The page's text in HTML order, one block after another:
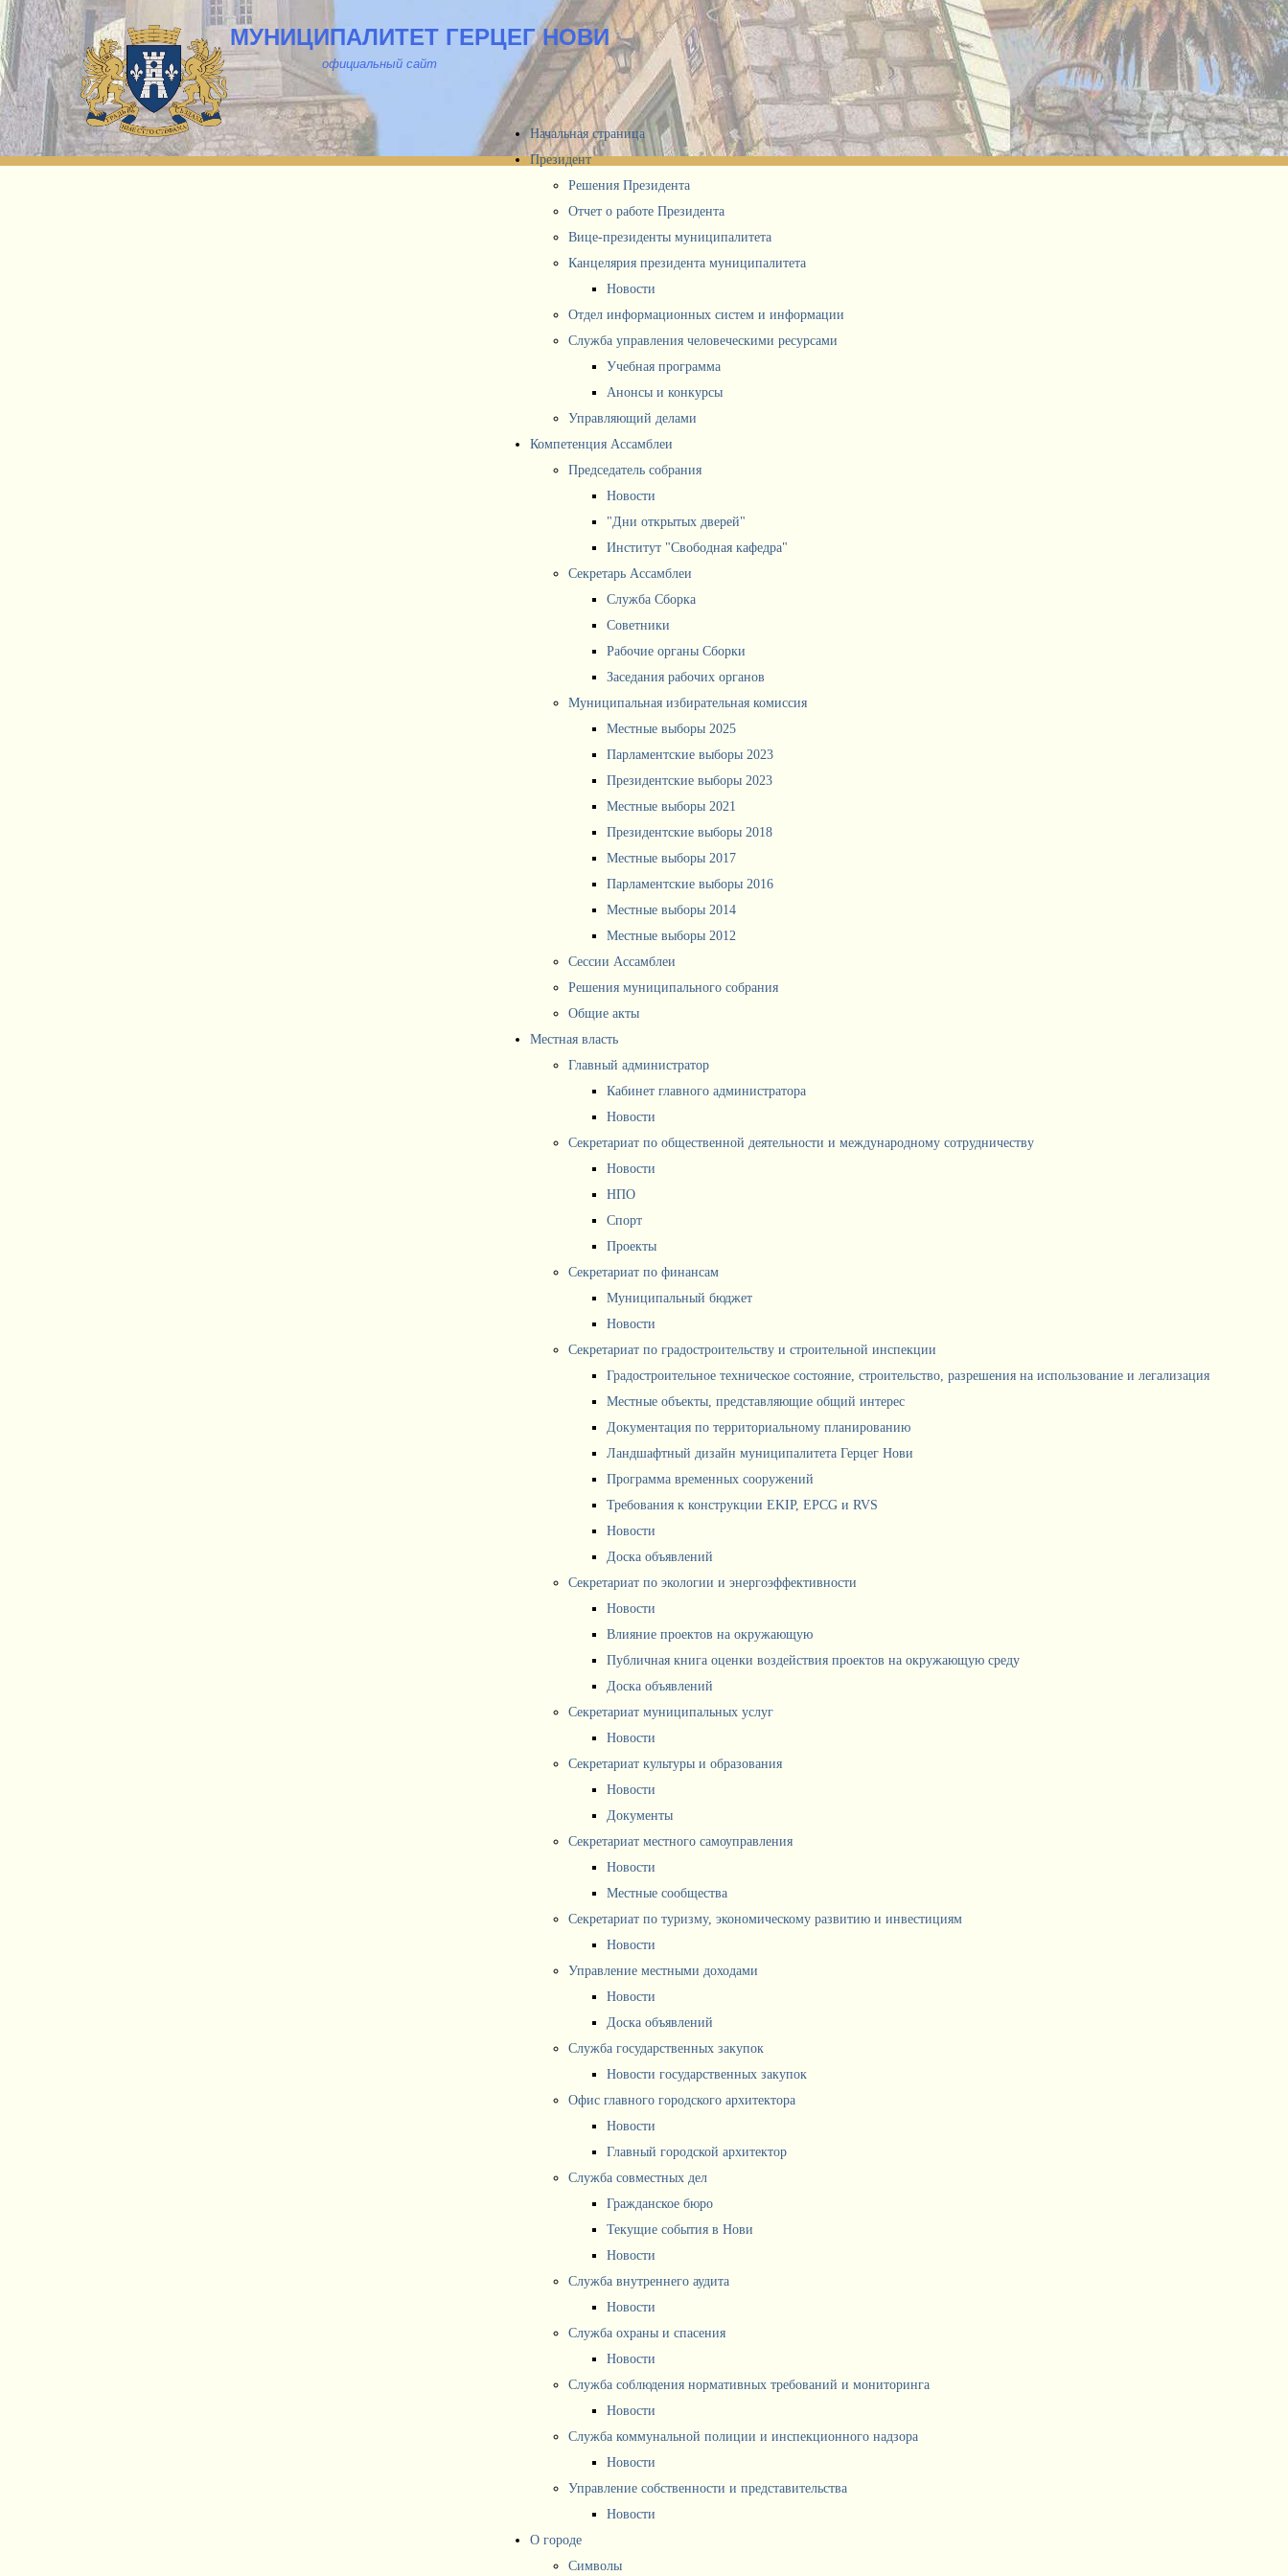
МУНИЦИПАЛИТЕТ ГЕРЦЕГ НОВИ
официальный сайт
Начальная страница
Президент
Решения Президента
Отчет о работе Президента
Вице-президенты муниципалитета
Канцелярия президента муниципалитета
Новости
Отдел информационных систем и информации
Служба управления человеческими ресурсами
Учебная программа
Анонсы и конкурсы
Управляющий делами
Компетенция Ассамблеи
Председатель собрания
Новости
"Дни открытых дверей"
Институт "Свободная кафедра"
Секретарь Ассамблеи
Служба Сборка
Советники
Рабочие органы Сборки
Заседания рабочих органов
Муниципальная избирательная комиссия
Местные выборы 2025
Парламентские выборы 2023
Президентские выборы 2023
Местные выборы 2021
Президентские выборы 2018
Местные выборы 2017
Парламентские выборы 2016
Местные выборы 2014
Местные выборы 2012
Сессии Ассамблеи
Решения муниципального собрания
Общие акты
Местная власть
Главный администратор
Кабинет главного администратора
Новости
Секретариат по общественной деятельности и международному сотрудничеству
Новости
НПО
Спорт
Проекты
Секретариат по финансам
Муниципальный бюджет
Новости
Секретариат по градостроительству и строительной инспекции
Градостроительное техническое состояние, строительство, разрешения на использование и легализация
Местные объекты, представляющие общий интерес
Документация по территориальному планированию
Ландшафтный дизайн муниципалитета Герцег Нови
Программа временных сооружений
Требования к конструкции EKIP, EPCG и RVS
Новости
Доска объявлений
Секретариат по экологии и энергоэффективности
Новости
Влияние проектов на окружающую
Публичная книга оценки воздействия проектов на окружающую среду
Доска объявлений
Секретариат муниципальных услуг
Новости
Секретариат культуры и образования
Новости
Документы
Секретариат местного самоуправления
Новости
Местные сообщества
Секретариат по туризму, экономическому развитию и инвестициям
Новости
Управление местными доходами
Новости
Доска объявлений
Служба государственных закупок
Новости государственных закупок
Офис главного городского архитектора
Новости
Главный городской архитектор
Служба совместных дел
Гражданское бюро
Текущие события в Нови
Новости
Служба внутреннего аудита
Новости
Служба охраны и спасения
Новости
Служба соблюдения нормативных требований и мониторинга
Новости
Служба коммунальной полиции и инспекционного надзора
Новости
Управление собственности и представительства
Новости
О городе
Символы